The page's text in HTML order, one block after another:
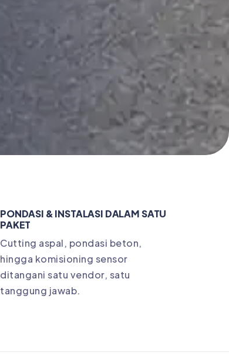
PONDASI & INSTALASI DALAM SATU
PAKET
Cutting aspal, pondasi beton,
hingga komisioning sensor
ditangani satu vendor, satu
tanggung jawab.